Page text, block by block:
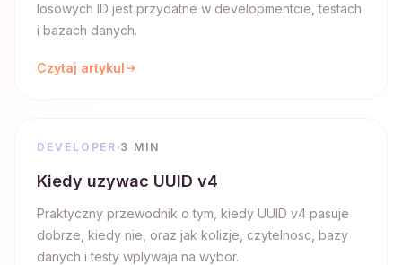
losowych ID jest przydatne w developmentcie, testach
i bazach danych.
Czytaj artykul
DEVELOPER 3 MIN
Kiedy uzywac UUID v4
Praktyczny przewodnik o tym, kiedy UUID v4 pasuje
dobrze, kiedy nie, oraz jak kolizje, czytelnosc, bazy
danych i testy wplywaja na wybor.